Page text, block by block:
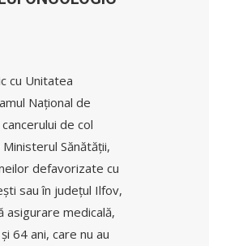
cu Unitatea
Național de
de col
Sănătății,
defavorizate cu
sau în județul Ilfov,
asigurare medicală,
64 ani, care nu au